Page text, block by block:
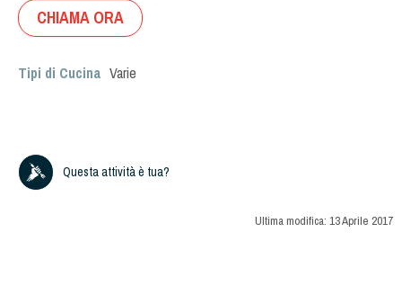
CHIAMA ORA
Tipi di Cucina Varie
Questa attività è tua?
Ultima modifica: 13 Aprile 2017